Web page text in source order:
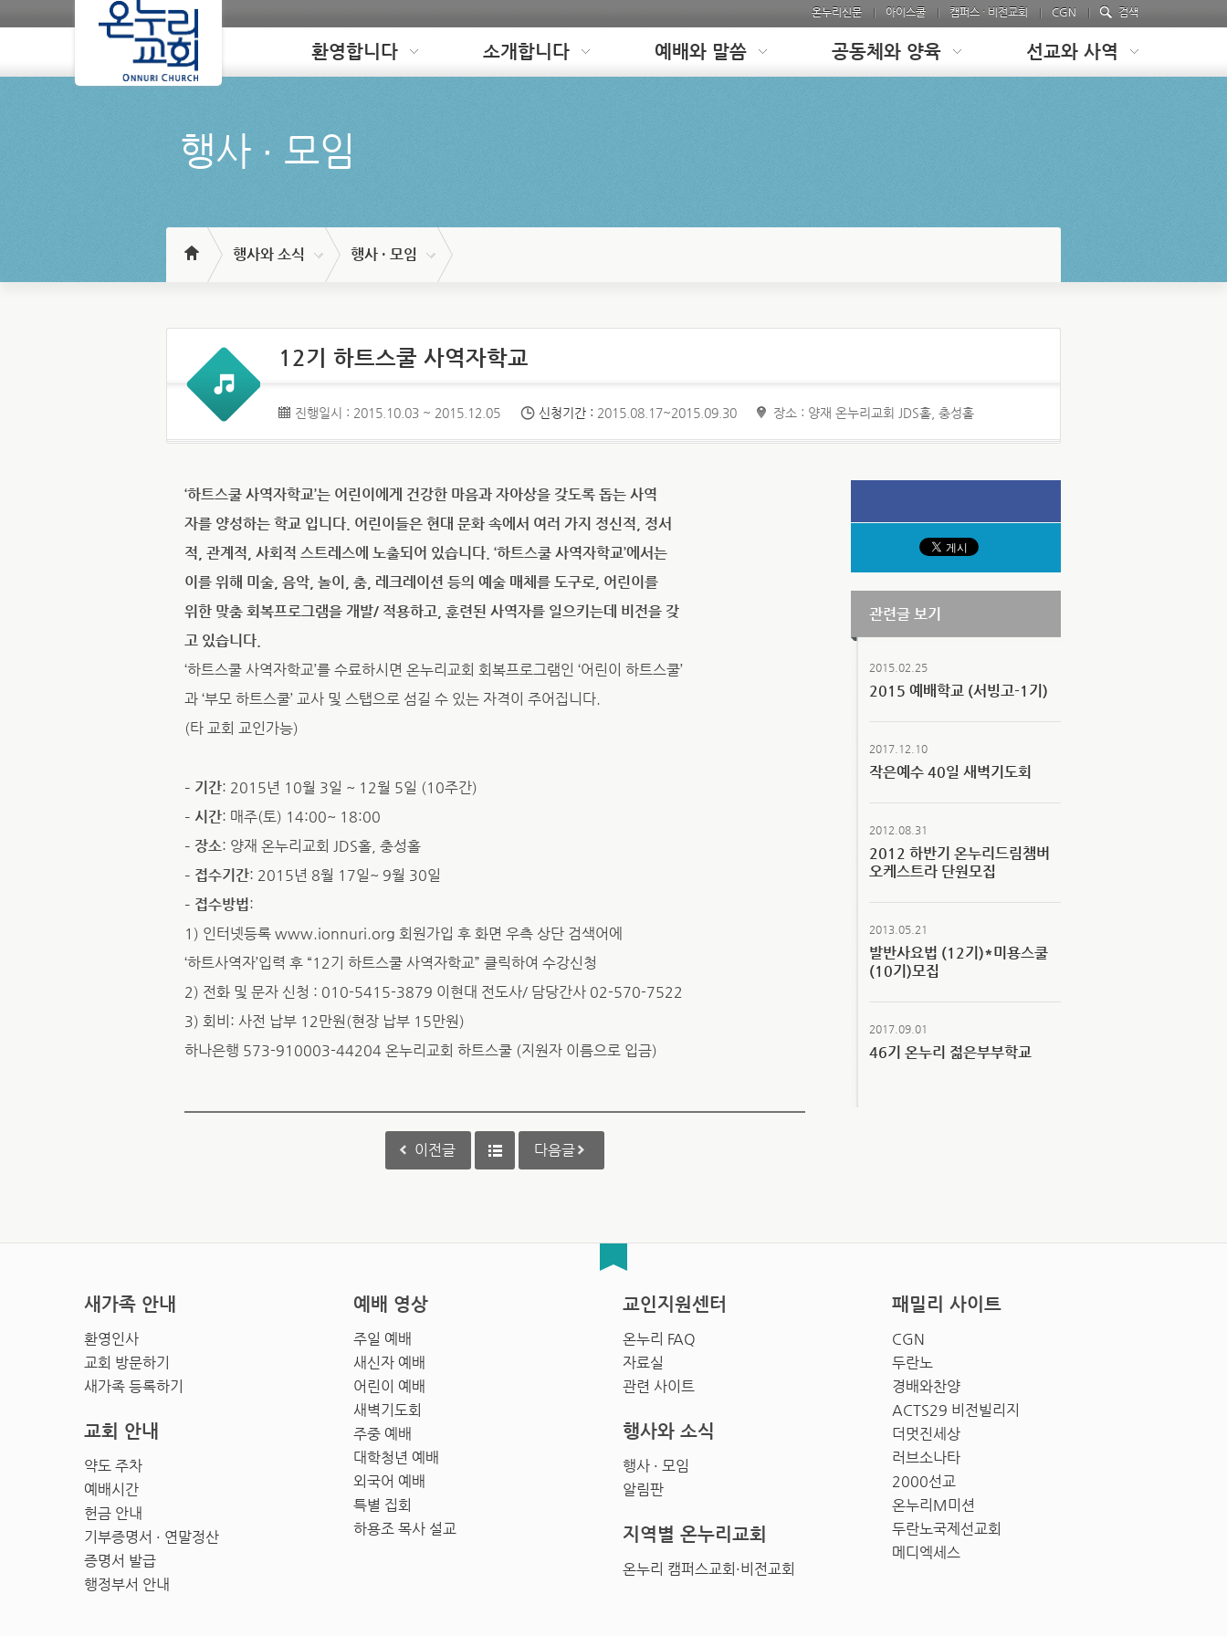
온누리신문 아이스쿨 캠퍼스 · 비전교회 CGN 검색
Loading 환영합니다 소개합니다 예배와 말씀 공동체와 양육 선교와 사역
행사 ∙ 모임
행사와 소식 행사 · 모임
12기 하트스쿨 사역자학교
진행일시 : 2015.10.03 ~ 2015.12.05 신청기간 : 2015.08.17~2015.09.30 장소 : 양재 온누리교회 JDS홀, 충성홀
‘하트스쿨 사역자학교’는 어린이에게 건강한 마음과 자아상을 갖도록 돕는 사역
자를 양성하는 학교 입니다. 어린이들은 현대 문화 속에서 여러 가지 정신적, 정서
적, 관계적, 사회적 스트레스에 노출되어 있습니다. ‘하트스쿨 사역자학교’에서는
이를 위해 미술, 음악, 놀이, 춤, 레크레이션 등의 예술 매체를 도구로, 어린이를
위한 맞춤 회복프로그램을 개발/ 적용하고, 훈련된 사역자를 일으키는데 비전을 갖
고 있습니다.
‘하트스쿨 사역자학교’를 수료하시면 온누리교회 회복프로그램인 ‘어린이 하트스쿨’
과 ‘부모 하트스쿨’ 교사 및 스탭으로 섬길 수 있는 자격이 주어집니다.
(타 교회 교인가능)
– 기간: 2015년 10월 3일 ~ 12월 5일 (10주간)
– 시간: 매주(토) 14:00~ 18:00
– 장소: 양재 온누리교회 JDS홀, 충성홀
– 접수기간: 2015년 8월 17일~ 9월 30일
– 접수방법:
1) 인터넷등록 www.ionnuri.org 회원가입 후 화면 우측 상단 검색어에
‘하트사역자’입력 후 “12기 하트스쿨 사역자학교” 클릭하여 수강신청
2) 전화 및 문자 신청 : 010-5415-3879 이현대 전도사/ 담당간사 02-570-7522
3) 회비: 사전 납부 12만원(현장 납부 15만원)
하나은행 573-910003-44204 온누리교회 하트스쿨 (지원자 이름으로 입금)
이전글 다음글
관련글 보기
2015.02.25
2015 예배학교 (서빙고-1기)
2017.12.10
작은예수 40일 새벽기도회
2012.08.31
2012 하반기 온누리드림챔버
오케스트라 단원모집
2013.05.21
발반사요법 (12기)*미용스쿨
(10기)모집
2017.09.01
46기 온누리 젊은부부학교
새가족 안내
환영인사
교회 방문하기
새가족 등록하기
예배 영상
주일 예배
새신자 예배
어린이 예배
새벽기도회
주중 예배
대학청년 예배
외국어 예배
특별 집회
하용조 목사 설교
교인지원센터
온누리 FAQ
자료실
관련 사이트
패밀리 사이트
CGN
두란노
경배와찬양
ACTS29 비전빌리지
더멋진세상
러브소나타
2000선교
온누리M미션
두란노국제선교회
메디엑세스
교회 안내
약도 주차
예배시간
헌금 안내
기부증명서 · 연말정산
증명서 발급
행정부서 안내
행사와 소식
행사 · 모임
알림판
지역별 온누리교회
온누리 캠퍼스교회·비전교회